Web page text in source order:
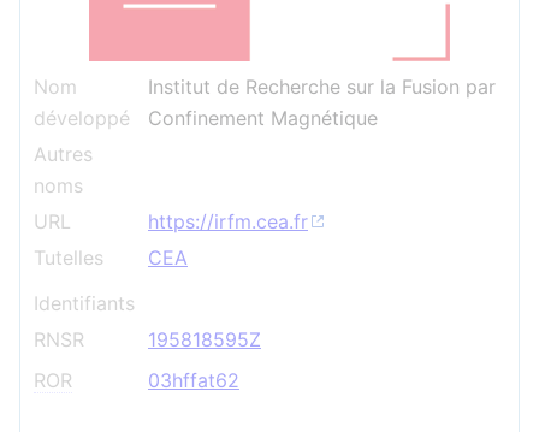
Nom
développé
Institut de Recherche sur la Fusion par
Confinement Magnétique
Autres
noms
URL
https://irfm.cea.fr
Tutelles
CEA
Identifiants
RNSR
195818595Z
ROR
03hffat62